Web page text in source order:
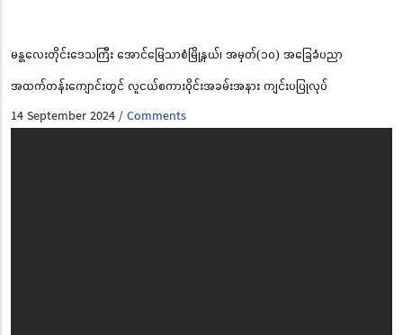
မန္တလေးတိုင်း‌ဒေသကြီး အောင်မြေသာစံမြို့နယ်၊ အမှတ်(၁၀) အခြေခံပညာ
အထက်တန်းကျောင်းတွင် လူငယ်စကားဝိုင်းအခမ်းအနား ကျင်းပပြုလုပ်
14 September 2024/Comments